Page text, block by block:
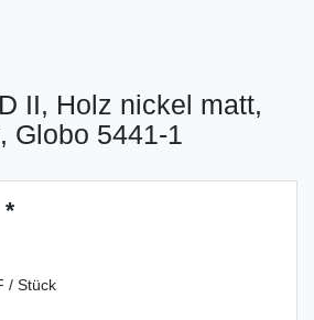
II, Holz nickel matt,
Globo 5441-1
*
/ Stück